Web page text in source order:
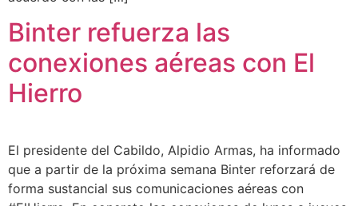
Binter refuerza las
conexiones aéreas con El
Hierro
El presidente del Cabildo, Alpidio Armas, ha informado
que a partir de la próxima semana Binter reforzará de
forma sustancial sus comunicaciones aéreas con